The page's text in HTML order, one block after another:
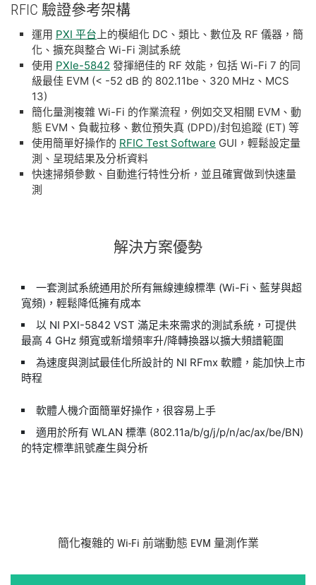
RFIC 驗證參考架構
運用 PXI 平台 上的模組化 DC、類比、數位及 RF 儀器，簡
化、擴充與整合 Wi-Fi 測試系統
使用 PXIe-5842 發揮絕佳的 RF 效能，包括 Wi-Fi 7 的同
級最佳 EVM (< -52 dB 的 802.11be、320 MHz、MCS
13)
簡化量測複雜 Wi-Fi 的作業流程，例如交叉相關 EVM、動
態 EVM、負載拉移、數位預失真 (DPD)/封包追蹤 (ET) 等
使用簡單好操作的 RFIC Test Software GUI，輕鬆設定量
測、呈現結果及分析資料
快速掃頻參數、自動進行特性分析，並且確實做到快速量
測
解決方案優勢
一套測試系統通用於所有無線連線標準 (Wi-Fi、藍芽與超
寬頻)，輕鬆降低擁有成本
以 NI PXI-5842 VST 滿足未來需求的測試系統，可提供
最高 4 GHz 頻寬或新增頻率升/降轉換器以擴大頻譜範圍
為速度與測試最佳化所設計的 NI RFmx 軟體，能加快上市
時程
軟體人機介面簡單好操作，很容易上手
適用於所有 WLAN 標準 (802.11a/b/g/j/p/n/ac/ax/be/BN)
的特定標準訊號產生與分析
簡化複雜的 Wi-Fi 前端動態 EVM 量測 作業